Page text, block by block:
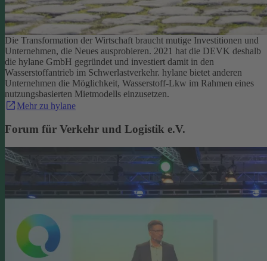
Die Transformation der Wirtschaft braucht mutige Investitionen und
Unternehmen, die Neues ausprobieren. 2021 hat die DEVK deshalb
die hylane GmbH gegründet und investiert damit in den
Wasserstoffantrieb im Schwerlastverkehr. hylane bietet anderen
Unternehmen die Möglichkeit, Wasserstoff-Lkw im Rahmen eines
nutzungsbasierten Mietmodells einzusetzen.
Mehr zu hylane
Forum für Verkehr und Logistik e.V.